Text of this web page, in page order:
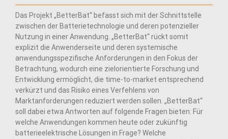
Das Projekt „BetterBat“ befasst sich mit der Schnittstelle
zwischen der Batterietechnologie und deren potenzieller
Nutzung in einer Anwendung. „BetterBat“ rückt somit
explizit die Anwenderseite und deren systemische
anwendungsspezifische Anforderungen in den Fokus der
Betrachtung, wodurch eine zielorientierte Forschung und
Entwicklung ermöglicht, die time-to-market entsprechend
verkürzt und das Risiko eines Verfehlens von
Marktanforderungen reduziert werden sollen. „BetterBat“
soll dabei etwa Antworten auf folgende Fragen bieten: Für
welche Anwendungen kommen heute oder zukünftig
batterieelektrische Lösungen in Frage? Welche